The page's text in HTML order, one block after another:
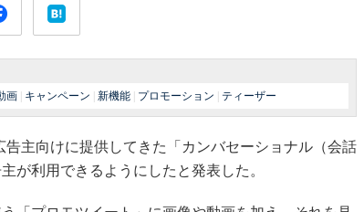
画 キャンペーン 新機能 プロモーション ティーザー
主向けに提供してきた「カンバセーショナル（会話
が利用できるようにしたと発表した。